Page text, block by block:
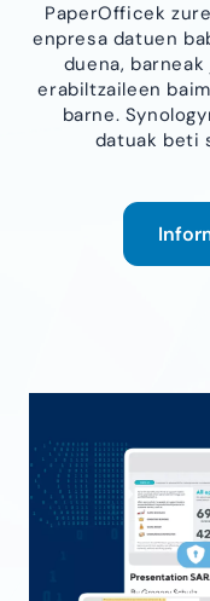
PaperOfficek
enpresa datuen
duena,
erabiltzaileen
barne.
datuak beti